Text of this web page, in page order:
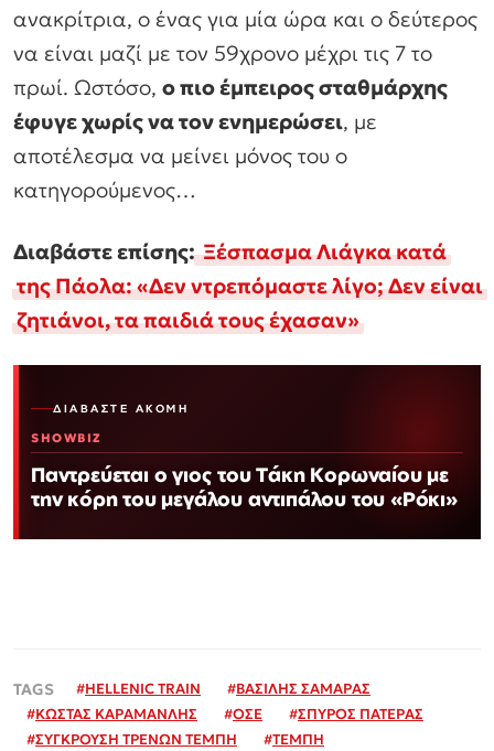
ανακρίτρια, ο ένας για μία ώρα και ο δεύτερος
να είναι μαζί με τον 59χρονο μέχρι τις 7 το
πρωί. Ωστόσο, ο πιο έμπειρος σταθμάρχης
έφυγε χωρίς να τον ενημερώσει, με
αποτέλεσμα να μείνει μόνος του ο
κατηγορούμενος…
Διαβάστε επίσης:Ξέσπασμα Λιάγκα κατά
της Πάολα: «Δεν ντρεπόμαστε λίγο; Δεν είναι
ζητιάνοι, τα παιδιά τους έχασαν»
ΔΙΑΒΆΣΤΕ ΑΚΌΜΗ
SHOWBIZ
Παντρεύεται ο γιος του Τάκη Κορωναίου με
την κόρη του μεγάλου αντιπάλου του «Ρόκι»
#HELLENIC TRAIN #ΒΑΣΙΛΗΣ ΣΑΜΑΡΑΣ
#ΚΩΣΤΑΣ ΚΑΡΑΜΑΝΛΗΣ #ΟΣΕ #ΣΠΥΡΟΣ ΠΑΤΕΡΑΣ
#ΣΥΓΚΡΟΥΣΗ ΤΡΕΝΩΝ ΤΕΜΠΗ #ΤΕΜΠΗ